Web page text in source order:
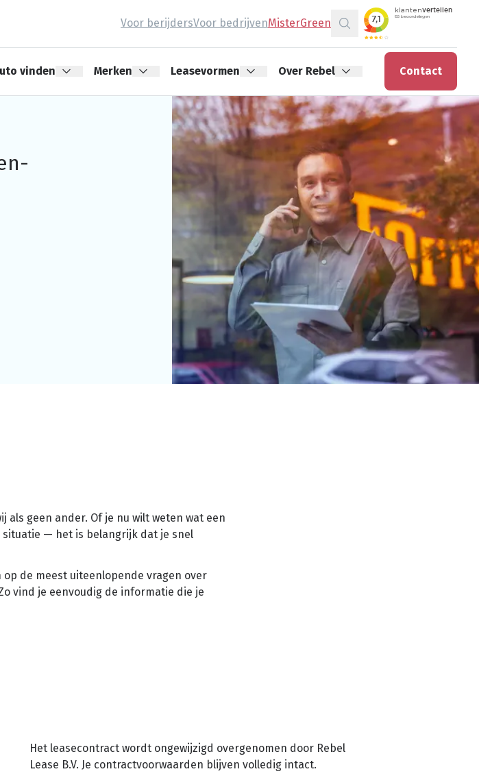
Voor berijdersVoor bedrijvenMisterGreen
Zoeken
vinden Merken Leasevormen Over Rebel Contact
geen ander. Of je nu wilt weten wat een
situatie — het is belangrijk dat je snel
de meest uiteenlopende vragen over
vind je eenvoudig de informatie die je
Het leasecontract wordt ongewijzigd overgenomen door Rebel
Lease B.V. Je contractvoorwaarden blijven volledig intact.